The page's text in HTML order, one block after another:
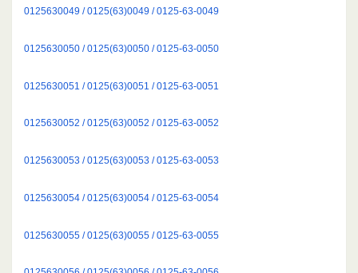
0125630049 / 0125(63)0049 / 0125-63-0049
0125630050 / 0125(63)0050 / 0125-63-0050
0125630051 / 0125(63)0051 / 0125-63-0051
0125630052 / 0125(63)0052 / 0125-63-0052
0125630053 / 0125(63)0053 / 0125-63-0053
0125630054 / 0125(63)0054 / 0125-63-0054
0125630055 / 0125(63)0055 / 0125-63-0055